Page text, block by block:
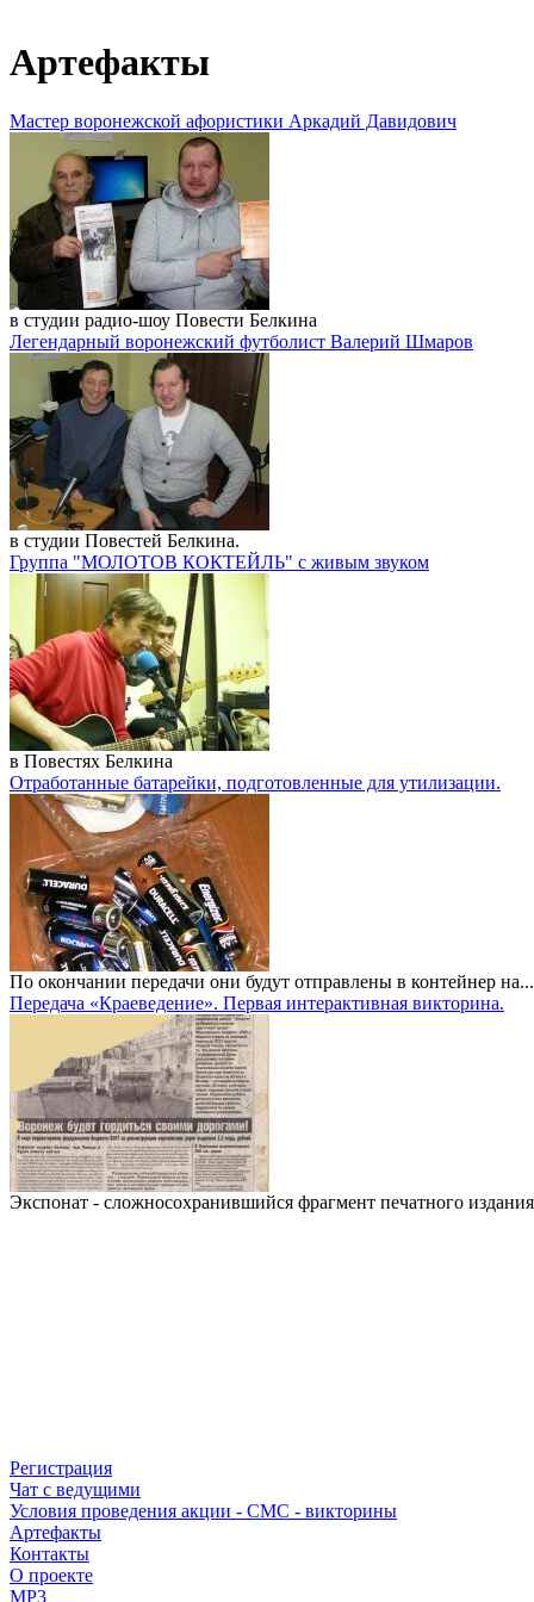
Артефакты
Мастер воронежской афористики Аркадий Давидович
в студии радио-шоу Повести Белкина
Легендарный воронежский футболист Валерий Шмаров
в студии Повестей Белкина.
Группа "МОЛОТОВ КОКТЕЙЛЬ" с живым звуком
в Повестях Белкина
Отработанные батарейки, подготовленные для утилизации.
По окончании передачи они будут отправлены в контейнер на...
Передача «Краеведение». Первая интерактивная викторина.
Экспонат - сложносохранившийся фрагмент печатного
Регистрация
Чат с ведущими
Условия проведения акции - СМС - викторины
Артефакты
Контакты
О проекте
MP3